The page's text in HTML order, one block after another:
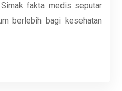
fakta medis seputar
berlebih bagi kesehatan